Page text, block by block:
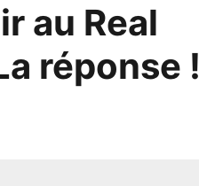
au Real
réponse !